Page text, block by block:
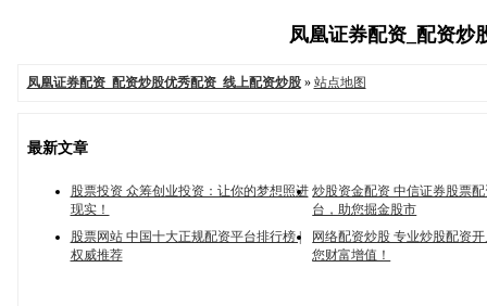
凤凰证券配资_配资炒
凤凰证券配资_配资炒股优秀配资_线上配资炒股» 站点地图
最新文章
股票投资 众筹创业投资：让你的梦想照进
现实！
炒股资金配资 中信证券股票
台，助您掘金股市
股票网站 中国十大正规配资平台排行榜 |
权威推荐
网络配资炒股 专业炒股配资
您财富增值！